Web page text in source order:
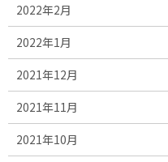
2022年2月
2022年1月
2021年12月
2021年11月
2021年10月